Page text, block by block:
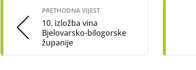
PRETHODNA VIJEST
10. izložba vina
Bjelovarsko-bilogorske
županije